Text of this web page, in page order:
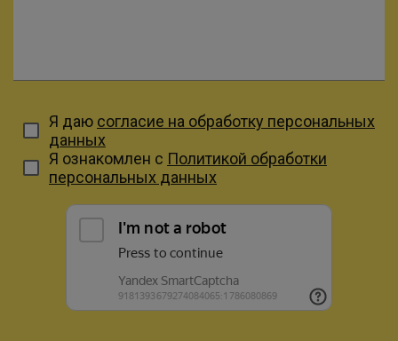
Я даю согласие на обработку персональных
данных
Я ознакомлен с Политикой обработки
персональных данных